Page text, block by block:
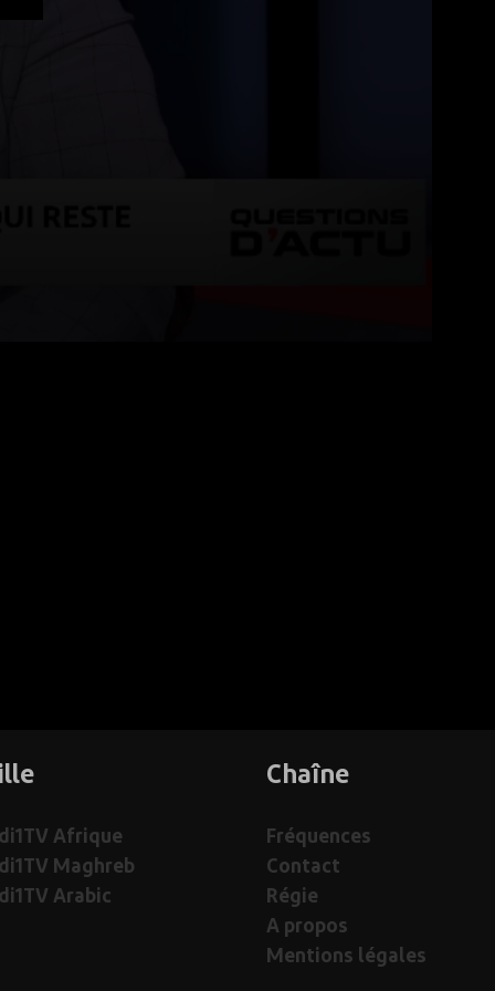
Afrique
Maghreb
Arabic
Chaîne
Fréquences
Contact
Régie
A propos
Mentions légales